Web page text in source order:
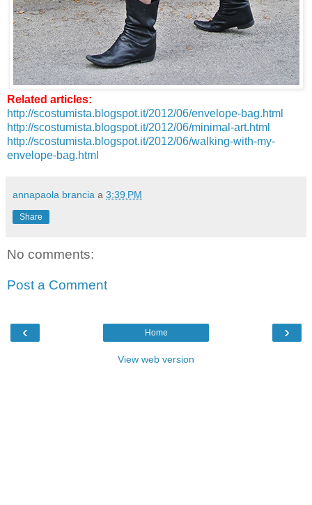
Related articles:
http://scostumista.blogspot.it/2012/06/envelope-bag.html
http://scostumista.blogspot.it/2012/06/minimal-art.html
http://scostumista.blogspot.it/2012/06/walking-with-my-
envelope-bag.html
annapaola brancia a 3:39 PM
Share
No comments:
Post a Comment
‹ ›
Home
View web version